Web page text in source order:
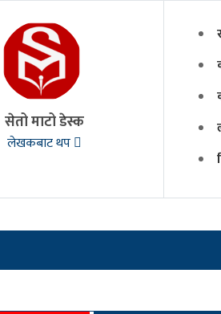
सेतो माटो डेस्क
लेखकबाट थप